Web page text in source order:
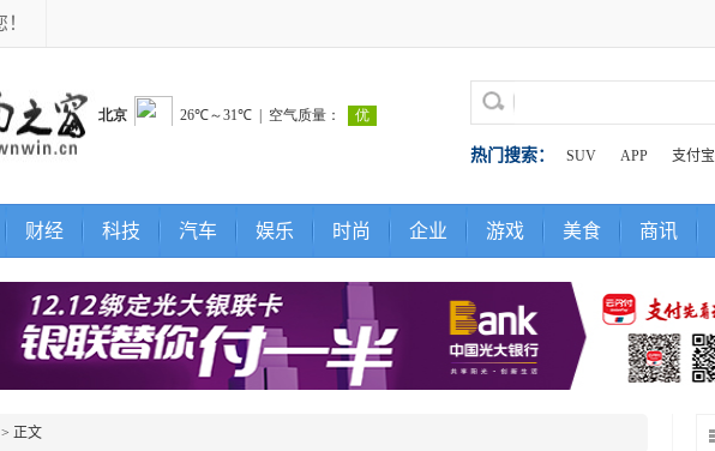
热门搜索： SUV APP 支付宝
财经 科技 汽车 娱乐 时尚 企业 游戏 美食 商讯
> 正文